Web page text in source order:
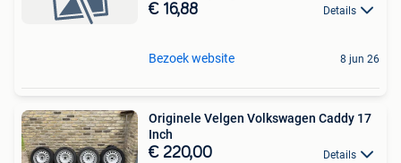
€ 16,88 Details
Bezoek website 8 jun 26
Originele Velgen Volkswagen Caddy 17
Inch
€ 220,00 Details